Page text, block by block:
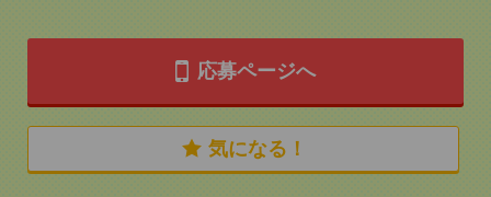
応募ページへ
気になる！